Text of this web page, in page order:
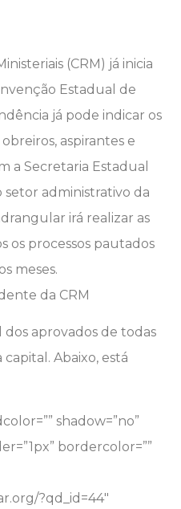
(CRM) já inicia
Estadual de
já pode indicar os
aspirantes e
a Secretaria Estadual
administrativo da
irá realizar as
os processos pautados
meses.
da CRM
aprovados de todas
Abaixo, está
shadow=”no”
bordercolor=””
?qd_id=44″